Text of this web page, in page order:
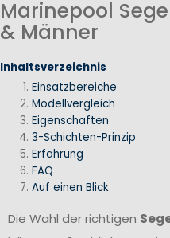
Marinepool
& Männer
Inhaltsverzeichnis
Einsatzbereiche
Modellvergleich
Eigenschaften
3-Schichten-Prinzip
Erfahrung
FAQ
Auf einen Blick
Die Wahl der richtigen